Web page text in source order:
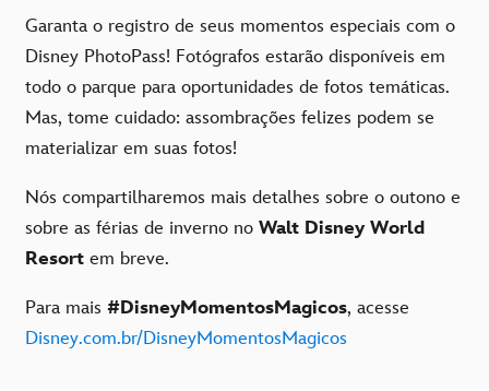
Garanta o registro de seus momentos especiais com o
Disney PhotoPass! Fotógrafos estarão disponíveis em
todo o parque para oportunidades de fotos temáticas.
Mas, tome cuidado: assombrações felizes podem se
materializar em suas fotos!
Nós compartilharemos mais detalhes sobre o outono e
sobre as férias de inverno no Walt Disney World
Resort em breve.
Para mais #DisneyMomentosMagicos, acesse
Disney.com.br/DisneyMomentosMagicos